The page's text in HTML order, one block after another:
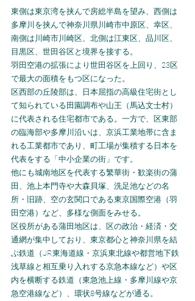
東側は東京湾を挟んで房総半島を望み、西側は
多摩川を挟んで神奈川県川崎市中原区、幸区、
南側は川崎市川崎区、北側は江東区、品川区、
目黒区、世田谷区と境界を接する。
羽田空港の拡張により世田谷区を上回り、23区
で最大の面積をもつ区になった。
区西部の丘陵部は、日本屈指の高級住宅街とし
て知られている田園調布や山王（馬込文士村）
に代表される住宅都市である。一方で、区東部
の臨海部や多摩川沿いは、京浜工業地帯に含ま
れる工業都市であり、町工場が集積する日本を
代表をする「中小企業の街」です。
他にも城南地区を代表する繁華街・歓楽街の蒲
田、池上本門寺や大森貝塚、洗足池などの名
所・旧跡、空の玄関口である東京国際空港（羽
田空港）など、多様な側面をみせる。
区役所がある蒲田地区は、区の政治・経済・交
通網が集中しており、東京都心と神奈川県を結
ぶ鉄道（JR東海道線・京浜東北線や都営地下鉄
浅草線と相互乗り入れする京急本線など）や区
内を横断する鉄道（東急池上線・多摩川線や京
急空港線など）、環状8号線などが通る。